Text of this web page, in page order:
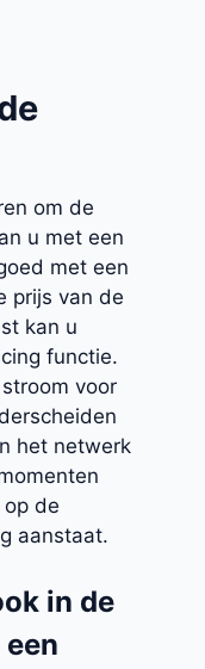
om de
u met een
met een
prijs van de
kan u
functie.
voor
het netwerk
de
aanstaat.
in de